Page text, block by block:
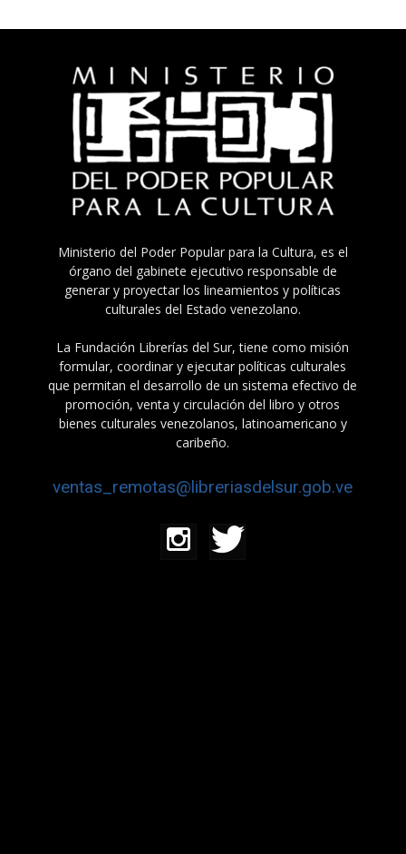
Ministerio del Poder Popular para la Cultura, es el
órgano del gabinete ejecutivo responsable de
generar y proyectar los lineamientos y políticas
culturales del Estado venezolano.
La Fundación Librerías del Sur, tiene como misión
formular, coordinar y ejecutar políticas culturales
que permitan el desarrollo de un sistema efectivo de
promoción, venta y circulación del libro y otros
bienes culturales venezolanos, latinoamericano y
caribeño.
ventas_remotas@libreriasdelsur.gob.ve